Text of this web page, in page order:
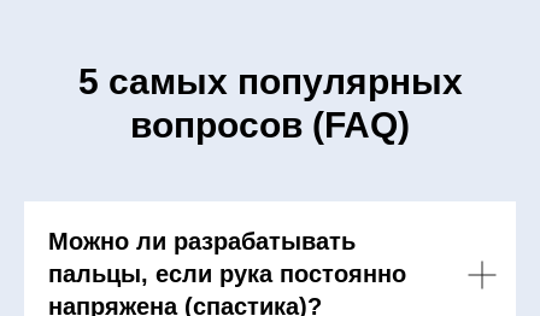
5 самых популярных
вопросов (FAQ)
Можно ли разрабатывать
пальцы, если рука постоянно
напряжена (спастика)?